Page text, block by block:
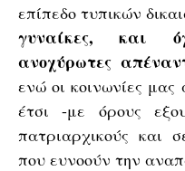
επίπεδο τυπικών
γυναίκες, και
ανοχύρωτες
ενώ οι κοινωνίες μας
έτσι -με όρους
πατριαρχικούς και
που ευνοούν την